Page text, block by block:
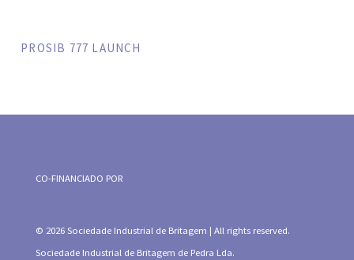
PROSIB 777 LAUNCH
CO-FINANCIADO POR
© 2026 Sociedade Industrial de Britagem | All rights reserved.
Sociedade Industrial de Britagem de Pedra Lda.